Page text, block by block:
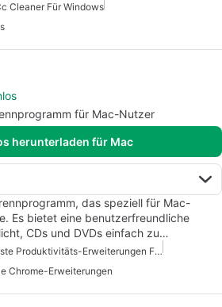
Cleaner Für Windows
für Mac-Nutzer
herunterladen für Mac
das speziell für Mac-
Es bietet eine benutzerfreundliche
CDs und DVDs einfach zu…
Beste Produktivitäts-Erweiterungen Für Chrome
Chrome-Erweiterungen